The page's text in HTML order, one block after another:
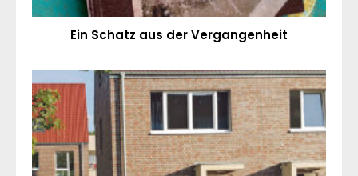
Ein Schatz aus der Vergangenheit